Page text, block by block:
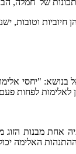
של חמלה,
וטובות,
"יחסי
אחת מבנות
האלימה